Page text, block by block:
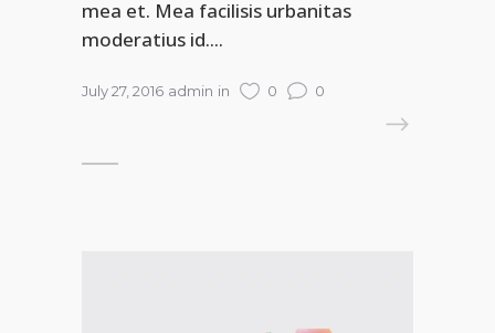
mea et. Mea facilisis urbanitas
moderatius id....
July 27, 2016 admin in 0 0